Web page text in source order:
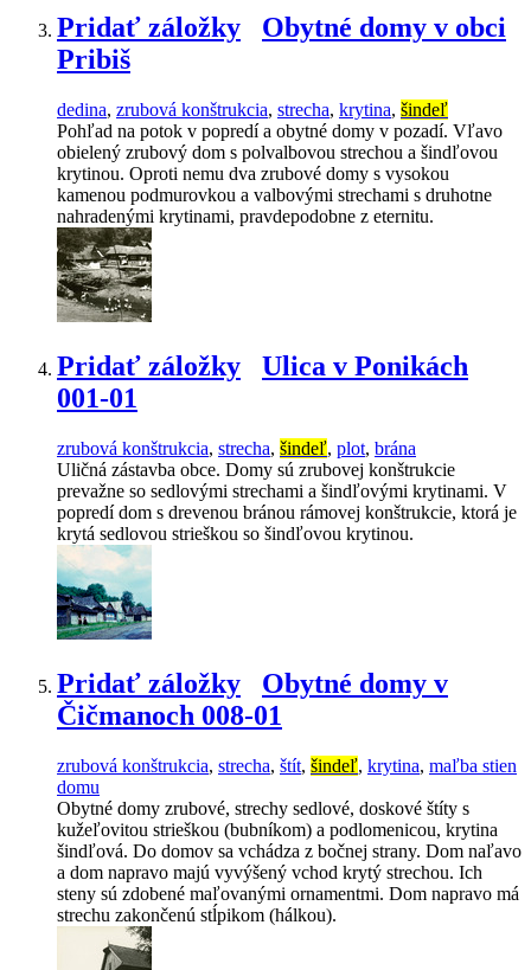
Pridať záložky
Obytné domy v obci
Pribiš
dedina, zrubová konštrukcia, strecha, krytina, šindeľ
Pohľad na potok v popredí a obytné domy v pozadí. Vľavo
obielený zrubový dom s polvalbovou strechou a šindľovou
krytinou. Oproti nemu dva zrubové domy s vysokou
kamenou podmurovkou a valbovými strechami s druhotne
nahradenými krytinami, pravdepodobne z eternitu.
Pridať záložky
Ulica v Ponikách
001-01
zrubová konštrukcia, strecha, šindeľ, plot, brána
Uličná zástavba obce. Domy sú zrubovej konštrukcie
prevažne so sedlovými strechami a šindľovými krytinami. V
popredí dom s drevenou bránou rámovej konštrukcie, ktorá je
krytá sedlovou strieškou so šindľovou krytinou.
Pridať záložky
Obytné domy v
Čičmanoch 008-01
zrubová konštrukcia, strecha, štít, šindeľ, krytina, maľba stien
domu
Obytné domy zrubové, strechy sedlové, doskové štíty s
kužeľovitou strieškou (bubníkom) a podlomenicou, krytina
šindľová. Do domov sa vchádza z bočnej strany. Dom naľavo
a dom napravo majú vyvýšený vchod krytý strechou. Ich
steny sú zdobené maľovanými ornamentmi. Dom napravo má
strechu zakončenú stĺpikom (hálkou).